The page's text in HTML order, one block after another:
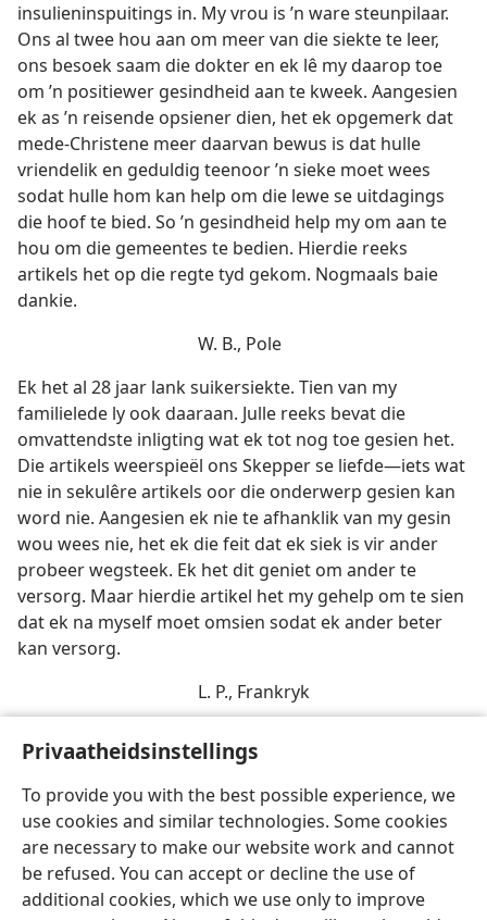
Privaatheidsinstellings
To provide you with the best possible experience, we
use cookies and similar technologies. Some cookies
are necessary to make our website work and cannot
be refused. You can accept or decline the use of
additional cookies, which we use only to improve
insulieninspuitings in. My vrou is ’n ware steunpilaar.
Ons al twee hou aan om meer van die siekte te leer,
ons besoek saam die dokter en ek lê my daarop toe
om ’n positiewer gesindheid aan te kweek. Aangesien
ek as ’n reisende opsiener dien, het ek opgemerk dat
mede-Christene meer daarvan bewus is dat hulle
vriendelik en geduldig teenoor ’n sieke moet wees
sodat hulle hom kan help om die lewe se uitdagings
die hoof te bied. So ’n gesindheid help my om aan te
hou om die gemeentes te bedien. Hierdie reeks
artikels het op die regte tyd gekom. Nogmaals baie
dankie.
W. B., Pole
Ek het al 28 jaar lank suikersiekte. Tien van my
familielede ly ook daaraan. Julle reeks bevat die
omvattendste inligting wat ek tot nog toe gesien het.
Die artikels weerspieël ons Skepper se liefde—iets wat
nie in sekulêre artikels oor die onderwerp gesien kan
word nie. Aangesien ek nie te afhanklik van my gesin
wou wees nie, het ek die feit dat ek siek is vir ander
probeer wegsteek. Ek het dit geniet om ander te
versorg. Maar hierdie artikel het my gehelp om te sien
dat ek na myself moet omsien sodat ek ander beter
kan versorg.
L. P., Frankryk
Afrikaans Deel Voorkeure
Copyright© 2026 Watch Tower Bible and Tract Society of Pennsylvania
Gebruiksvoorwaardes Privaatheidsbeleid
Privaatheidsinstellings
JW.ORG
Meld aan